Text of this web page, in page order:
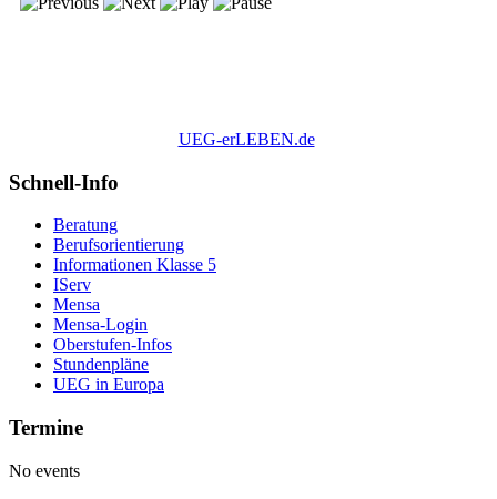
UEG-erLEBEN.de
Schnell-Info
Beratung
Berufsorientierung
Informationen Klasse 5
IServ
Mensa
Mensa-Login
Oberstufen-Infos
Stundenpläne
UEG in Europa
Termine
No events